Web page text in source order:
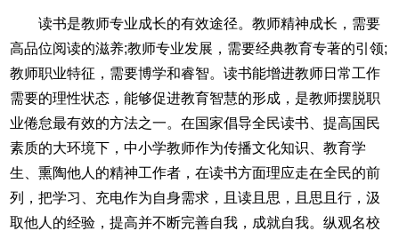
读书是教师专业成长的有效途径。教师精神成长，需要
高品位阅读的滋养;教师专业发展，需要经典教育专著的引领;
教师职业特征，需要博学和睿智。读书能增进教师日常工作
需要的理性状态，能够促进教育智慧的形成，是教师摆脱职
业倦怠最有效的方法之一。在国家倡导全民读书、提高国民
素质的大环境下，中小学教师作为传播文化知识、教育学
生、熏陶他人的精神工作者，在读书方面理应走在全民的前
列，把学习、充电作为自身需求，且读且思，且思且行，汲
取他人的经验，提高并不断完善自我，成就自我。纵观名校